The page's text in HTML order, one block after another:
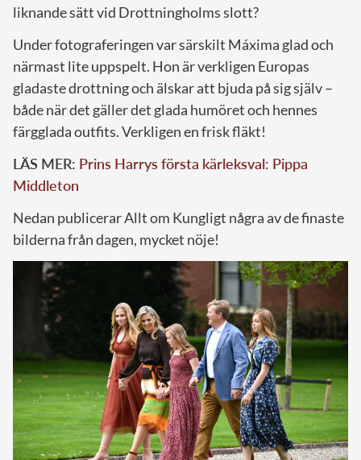
liknande sätt vid Drottningholms slott?
Under fotograferingen var särskilt Máxima glad och
närmast lite uppspelt. Hon är verkligen Europas
gladaste drottning och älskar att bjuda på sig själv –
både när det gäller det glada humöret och hennes
färgglada outfits. Verkligen en frisk fläkt!
LÄS MER: Prins Harrys första kärleksval: Pippa
Middleton
Nedan publicerar Allt om Kungligt några av de finaste
bilderna från dagen, mycket nöje!